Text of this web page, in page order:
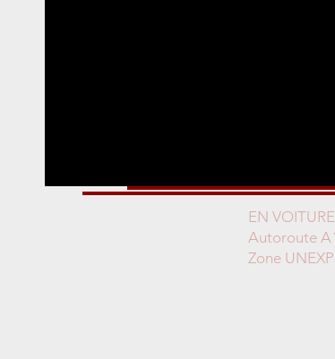
EN VOITURE
Autoroute
Zone